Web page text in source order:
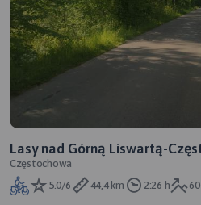
Lasy nad Górną Liswartą-
Częstochowa
5.0/6
44,4 km 2:26 h